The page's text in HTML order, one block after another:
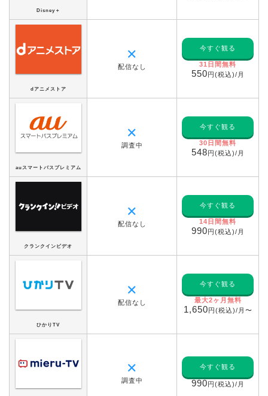
Disney＋
dアニメストア
✕
配信なし
今すぐ観る
31日間無料
550円(税込)/月
auスマートパスプレミアム
✕
調査中
今すぐ観る
30日間無料
548円(税込)/月
クランクインビデオ
✕
配信なし
今すぐ観る
14日間無料
990円(税込)/月
ひかりTV
✕
配信なし
今すぐ観る
最大2ヶ月無料
1,650円(税込)/月〜
✕
調査中
今すぐ観る
990円(税込)/月